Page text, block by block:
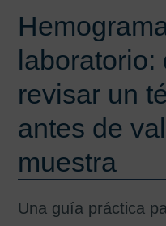
laboratorio:
revisar un
antes de
muestra
Una guía práctica